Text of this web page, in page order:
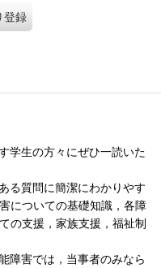
登録
学生の方々にぜひ一読いた
る質問に簡潔にわかりやす
についての基礎知識，各障
の支援，家族支援，福祉制
障害では，当事者のみなら